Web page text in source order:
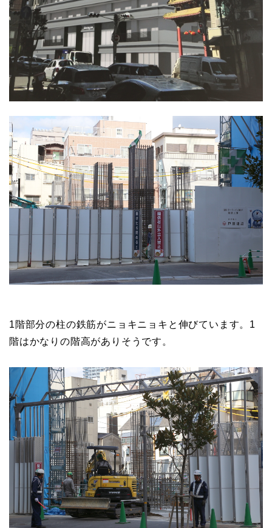
1階部分の柱の鉄筋がニョキニョキと伸びています。1
階はかなりの階高がありそうです。